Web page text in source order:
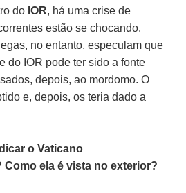
do IOR, há uma crise de
estão se chocando.
no entanto, especulam que
do IOR pode ter sido a fonte
depois, ao mordomo. O
e, depois, os teria dado a
o Vaticano
Como ela é vista no exterior?